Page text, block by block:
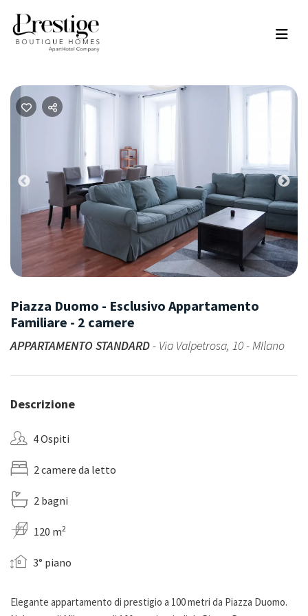
Previous
Piazza Duomo - Esclusivo Appartamento
Familiare - 2 camere
APPARTAMENTO STANDARD- Via Valpetrosa, 10 - MIlano
Descrizione
4 Ospiti
2 camere da letto
2 bagni
120 m2
3° piano
Elegante appartamento di prestigio a 100 metri da Piazza Duomo.